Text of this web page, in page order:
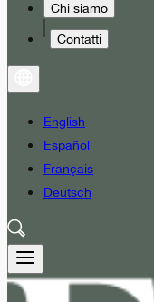
Chi siamo
Contatti
English
Español
Français
Deutsch